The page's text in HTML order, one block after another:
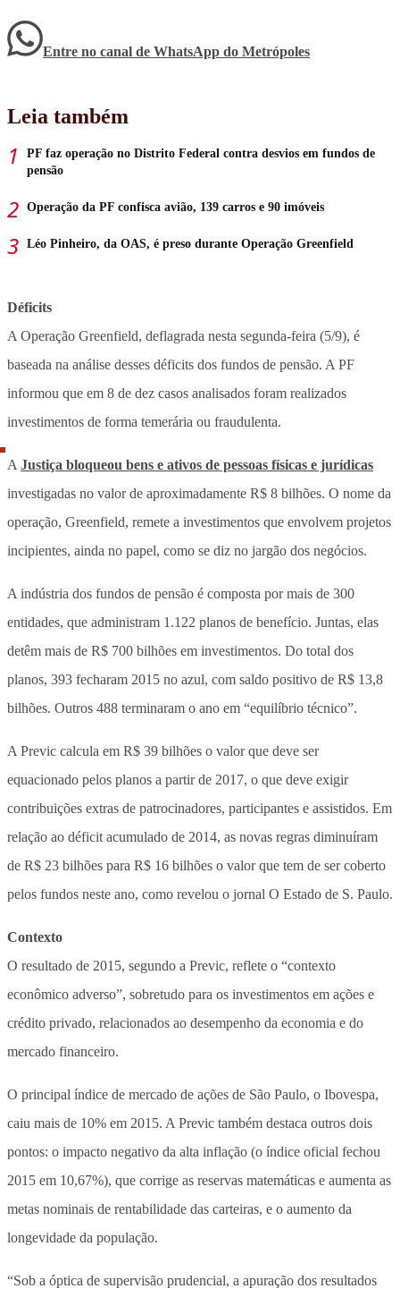
Entre no canal de WhatsApp do Metrópoles
Leia também
PF faz operação no Distrito Federal contra desvios em fundos de
pensão
Operação da PF confisca avião, 139 carros e 90 imóveis
Léo Pinheiro, da OAS, é preso durante Operação Greenfield
Déficits
A Operação Greenfield, deflagrada nesta segunda-feira (5/9), é
baseada na análise desses déficits dos fundos de pensão. A PF
informou que em 8 de dez casos analisados foram realizados
investimentos de forma temerária ou fraudulenta.
A Justiça bloqueou bens e ativos de pessoas físicas e jurídicas
investigadas no valor de aproximadamente R$ 8 bilhões. O nome da
operação, Greenfield, remete a investimentos que envolvem projetos
incipientes, ainda no papel, como se diz no jargão dos negócios.
A indústria dos fundos de pensão é composta por mais de 300
entidades, que administram 1.122 planos de benefício. Juntas, elas
detêm mais de R$ 700 bilhões em investimentos. Do total dos
planos, 393 fecharam 2015 no azul, com saldo positivo de R$ 13,8
bilhões. Outros 488 terminaram o ano em “equilíbrio técnico”.
A Previc calcula em R$ 39 bilhões o valor que deve ser
equacionado pelos planos a partir de 2017, o que deve exigir
contribuições extras de patrocinadores, participantes e assistidos. Em
relação ao déficit acumulado de 2014, as novas regras diminuíram
de R$ 23 bilhões para R$ 16 bilhões o valor que tem de ser coberto
pelos fundos neste ano, como revelou o jornal O Estado de S. Paulo.
Contexto
O resultado de 2015, segundo a Previc, reflete o “contexto
econômico adverso”, sobretudo para os investimentos em ações e
crédito privado, relacionados ao desempenho da economia e do
mercado financeiro.
O principal índice de mercado de ações de São Paulo, o Ibovespa,
caiu mais de 10% em 2015. A Previc também destaca outros dois
pontos: o impacto negativo da alta inflação (o índice oficial fechou
2015 em 10,67%), que corrige as reservas matemáticas e aumenta as
metas nominais de rentabilidade das carteiras, e o aumento da
longevidade da população.
“Sob a óptica de supervisão prudencial, a apuração dos resultados